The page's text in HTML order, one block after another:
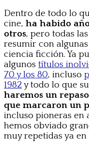
Dentro de todo lo
cine, ha habido
otros, pero todas
resumir con
ciencia ficción. Ya
algunos títulos
70 y los 80, incluso
1982y todo lo que
haremos un
que marcaron un
incluso pioneras en
hemos obviado
muy repetidas ya en